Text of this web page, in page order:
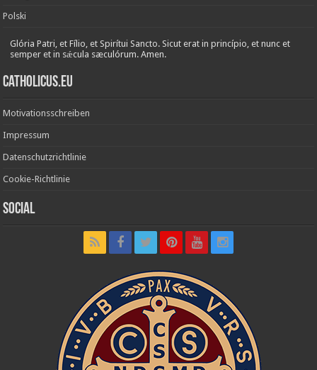
Polski
Glória Patri, et Fílio, et Spirítui Sancto. Sicut erat in princípio, et nunc et
semper et in sǽcula sæculórum. Amen.
Catholicus.eu
Motivationsschreiben
Impressum
Datenschutzrichtlinie
Cookie-Richtlinie
Social